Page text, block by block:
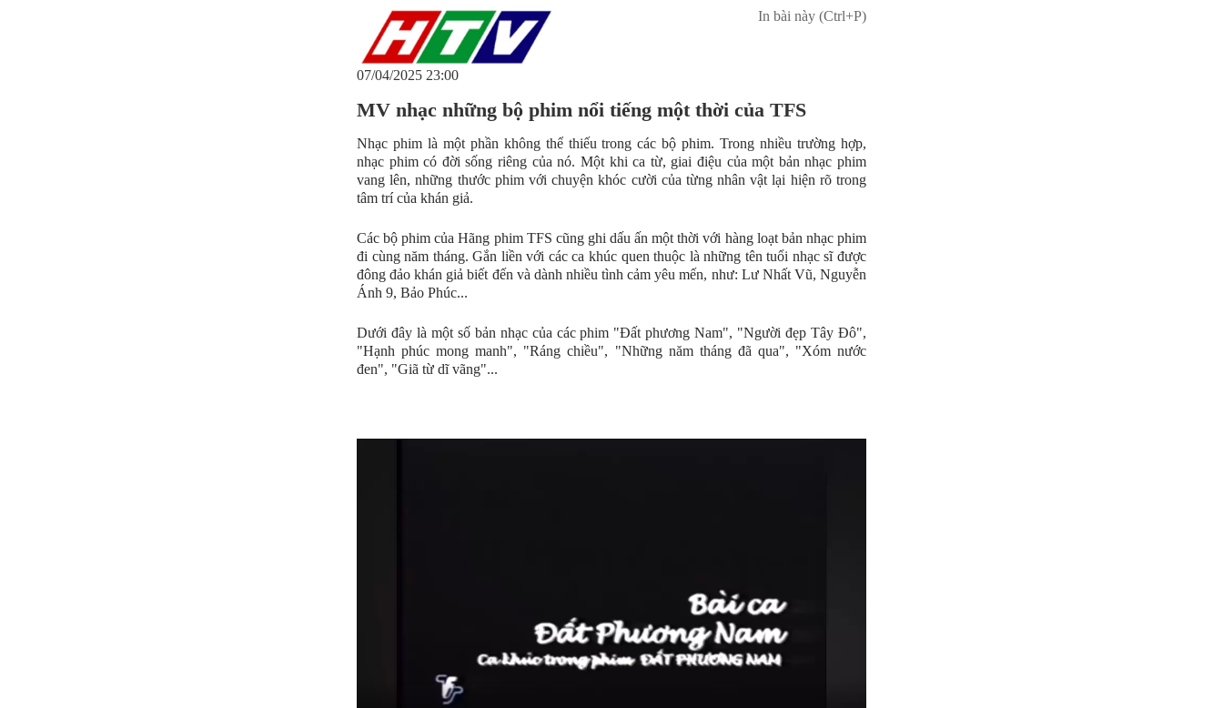
07/04/2025 23:00
In bài này (Ctrl+P)
MV nhạc những bộ phim nổi tiếng một thời của TFS
Nhạc phim là một phần không thể thiếu trong các bộ phim. Trong nhiều trường hợp,
nhạc phim có đời sống riêng của nó. Một khi ca từ, giai điệu của một bản nhạc phim
vang lên, những thước phim với chuyện khóc cười của từng nhân vật lại hiện rõ trong
tâm trí của khán giả.
Các bộ phim của Hãng phim TFS cũng ghi dấu ấn một thời với hàng loạt bản nhạc phim
đi cùng năm tháng. Gắn liền với các ca khúc quen thuộc là những tên tuổi nhạc sĩ được
đông đảo khán giả biết đến và dành nhiều tình cảm yêu mến, như: Lư Nhất Vũ, Nguyễn
Ánh 9, Bảo Phúc...
Dưới đây là một số bản nhạc của các phim "Đất phương Nam", "Người đẹp Tây Đô",
"Hạnh phúc mong manh", "Ráng chiều", "Những năm tháng đã qua", "Xóm nước
đen", "Giã từ dĩ vãng"...